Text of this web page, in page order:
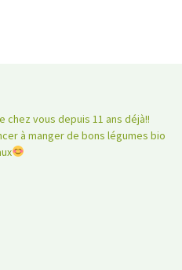
chez vous depuis 11 ans déjà!!
à manger de bons légumes bio